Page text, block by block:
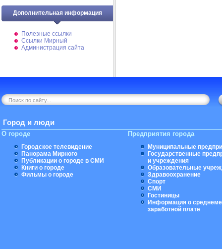
Дополнительная информация
Полезные ссылки
Ссылки Мирный
Администрация сайта
Город и люди
О городе
Городское телевидение
Панорама Мирного
Публикации о городе в СМИ
Книги о городе
Фильмы о городе
Предприятия города
Муниципальные
Государственные
и учреждения
Образовательные
Здравоохранение
Спорт
СМИ
Гостиницы
Информация о
заработной плате